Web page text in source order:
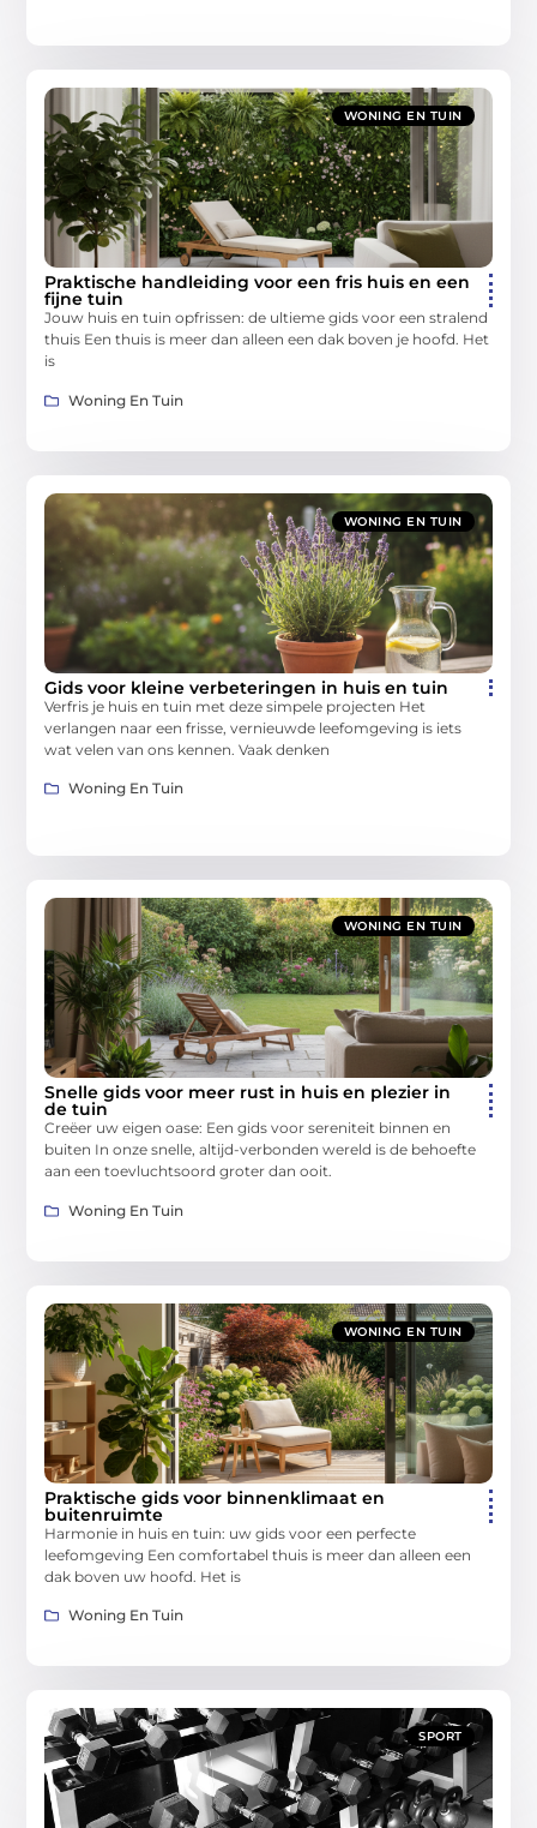
WONING EN TUIN
Praktische handleiding voor een fris huis en een
fijne tuin
Jouw huis en tuin opfrissen: de ultieme gids voor een stralend
thuis Een thuis is meer dan alleen een dak boven je hoofd. Het
is
Woning En Tuin
WONING EN TUIN
Gids voor kleine verbeteringen in huis en tuin
Verfris je huis en tuin met deze simpele projecten Het
verlangen naar een frisse, vernieuwde leefomgeving is iets
wat velen van ons kennen. Vaak denken
Woning En Tuin
WONING EN TUIN
Snelle gids voor meer rust in huis en plezier in
de tuin
Creëer uw eigen oase: Een gids voor sereniteit binnen en
buiten In onze snelle, altijd-verbonden wereld is de behoefte
aan een toevluchtsoord groter dan ooit.
Woning En Tuin
WONING EN TUIN
Praktische gids voor binnenklimaat en
buitenruimte
Harmonie in huis en tuin: uw gids voor een perfecte
leefomgeving Een comfortabel thuis is meer dan alleen een
dak boven uw hoofd. Het is
Woning En Tuin
SPORT